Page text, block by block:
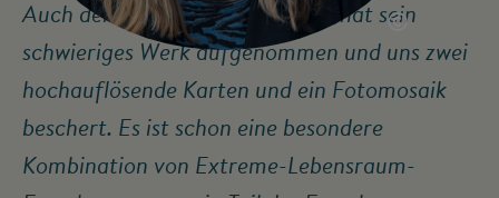
©
Auch der Untereis-Roboter NUI hat sein
schwieriges Werk aufgenommen und uns zwei
hochauflösende Karten und ein Fotomosaik
beschert. Es ist schon eine besondere
Kombination von Extreme-Lebensraum-